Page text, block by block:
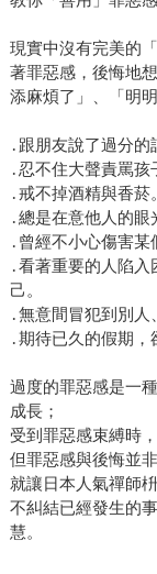
現實中沒有完美的
著罪惡感，後悔地
添麻煩了」、「明
․跟朋友說了過分的
․忍不住大聲責罵孩
․戒不掉酒精與香菸。
․總是在意他人的眼
․曾經不小心傷害某
․看著重要的人陷
己。
․無意間冒犯到別人
․期待已久的假期，
過度的罪惡感是一
成長；
受到罪惡感束縛時
但罪惡感與後悔並非
就讓日本人氣禪師
不糾結已經發生的
慧。